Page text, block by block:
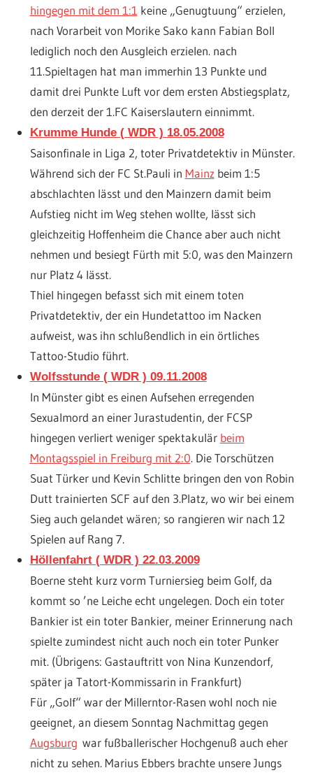
hingegen mit dem 1:1 keine „Genugtuung“ erzielen,
nach Vorarbeit von Morike Sako kann Fabian Boll
lediglich noch den Ausgleich erzielen. nach
11.Spieltagen hat man immerhin 13 Punkte und
damit drei Punkte Luft vor dem ersten Abstiegsplatz,
den derzeit der 1.FC Kaiserslautern einnimmt.
Krumme Hunde ( WDR ) 18.05.2008
Saisonfinale in Liga 2, toter Privatdetektiv in Münster.
Während sich der FC St.Pauli in Mainzbeim 1:5
abschlachten lässt und den Mainzern damit beim
Aufstieg nicht im Weg stehen wollte, lässt sich
gleichzeitig Hoffenheim die Chance aber auch nicht
nehmen und besiegt Fürth mit 5:0, was den Mainzern
nur Platz 4 lässt.
Thiel hingegen befasst sich mit einem toten
Privatdetektiv, der ein Hundetattoo im Nacken
aufweist, was ihn schlußendlich in ein örtliches
Tattoo-Studio führt.
Wolfsstunde ( WDR ) 09.11.2008
In Münster gibt es einen Aufsehen erregenden
Sexualmord an einer Jurastudentin, der FCSP
hingegen verliert weniger spektakulär beim
Montagsspiel in Freiburg mit 2:0. Die Torschützen
Suat Türker und Kevin Schlitte bringen den von Robin
Dutt trainierten SCF auf den 3.Platz, wo wir bei einem
Sieg auch gelandet wären; so rangieren wir nach 12
Spielen auf Rang 7.
Höllenfahrt ( WDR ) 22.03.2009
Boerne steht kurz vorm Turniersieg beim Golf, da
kommt so ’ne Leiche echt ungelegen. Doch ein toter
Bankier ist ein toter Bankier, meiner Erinnerung nach
spielte zumindest nicht auch noch ein toter Punker
mit. (Übrigens: Gastauftritt von Nina Kunzendorf,
später ja Tatort-Kommissarin in Frankfurt)
Für „Golf“ war der Millerntor-Rasen wohl noch nie
geeignet, an diesem Sonntag Nachmittag gegen
Augsburg war fußballerischer Hochgenuß auch eher
nicht zu sehen. Marius Ebbers brachte unsere Jungs